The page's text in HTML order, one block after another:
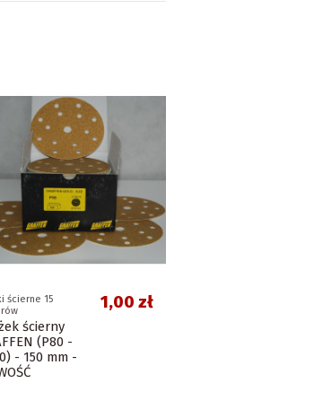
ścierne 15
ścierny
(P80 -
- 150 mm -
1,00 zł